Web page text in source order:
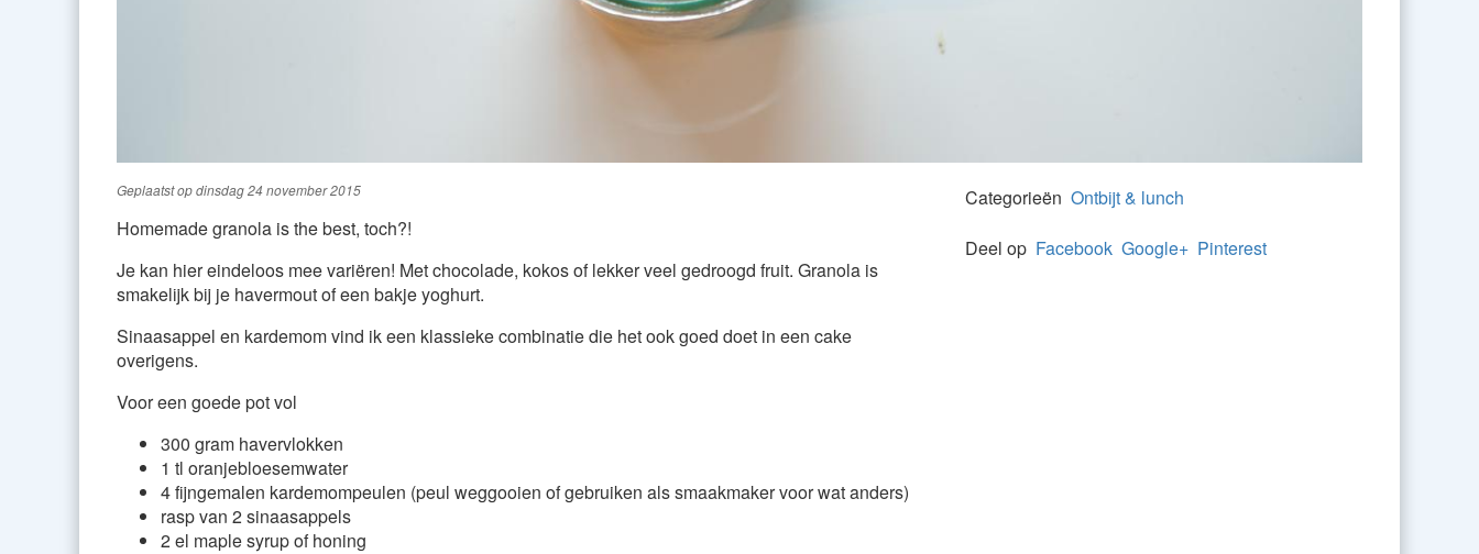
Geplaatst opdinsdag 24 november 2015
Homemade granola is the best, toch?!
Je kan hier eindeloos mee variëren! Met chocolade, kokos of lekker veel gedroogd fruit. Granola is
smakelijk bij je havermout of een bakje yoghurt.
Sinaasappel en kardemom vind ik een klassieke combinatie die het ook goed doet in een cake
overigens.
Voor een goede pot vol
300 gram havervlokken
1 tl oranjebloesemwater
4 fijngemalen kardemompeulen (peul weggooien of gebruiken als smaakmaker voor wat anders)
rasp van 2 sinaasappels
2 el maple syrup of honing
Categorieën Ontbijt & lunch
Deel op Facebook Google+ Pinterest